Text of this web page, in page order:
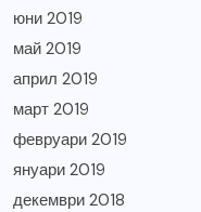
юни 2019
май 2019
април 2019
март 2019
февруари 2019
януари 2019
декември 2018